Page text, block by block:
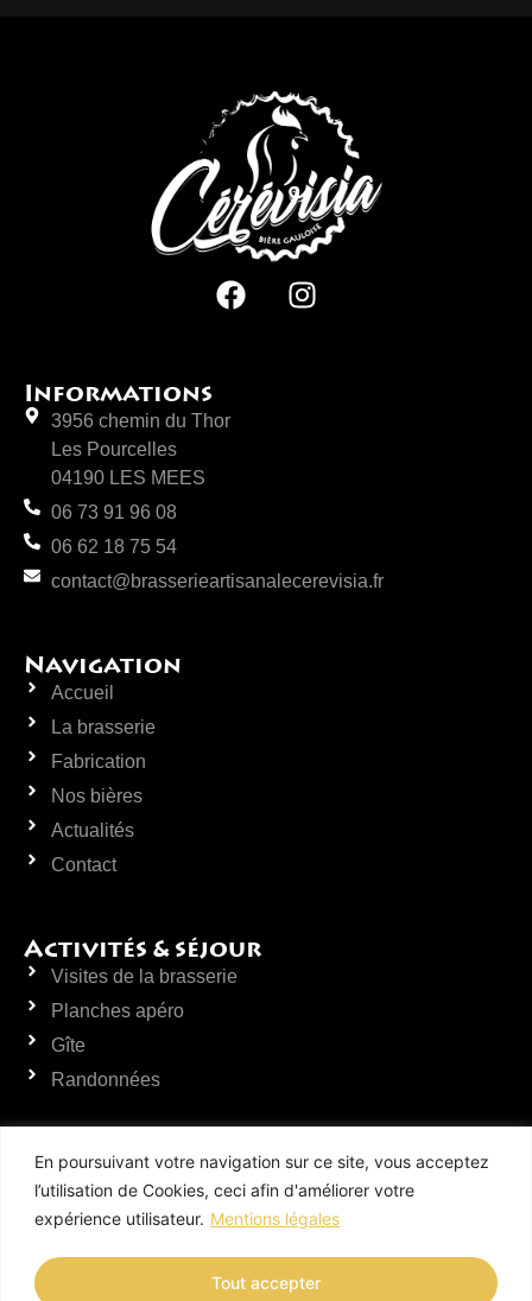
En poursuivant votre navigation sur ce site, vous acceptez
l’utilisation de Cookies, ceci afin d'améliorer votre
expérience utilisateur. Mentions légales
Tout accepter
Informations
3956 chemin du Thor
Les Pourcelles
04190 LES MEES
06 73 91 96 08
06 62 18 75 54
contact@brasserieartisanalecerevisia.fr
Navigation
Accueil
La brasserie
Fabrication
Nos bières
Actualités
Contact
Activités & séjour
Visites de la brasserie
Planches apéro
Gîte
Randonnées
Vente sur place & Visite de la
brasserie
Lundi, mercredi & vendredi